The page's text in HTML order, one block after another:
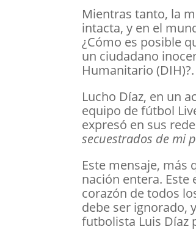
Mientras tanto, la
intacta, y en el
¿Cómo es posible
un ciudadano
Humanitario (DIH)?.
Lucho Díaz, en un
equipo de fútbol
expresó en sus
secuestrados de mi
Este mensaje, más
nación entera. Este
corazón de todos
debe ser ignorado,
futbolista Luis Díaz